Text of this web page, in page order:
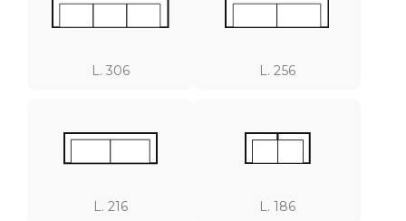
L. 306 L. 256
L. 216 L. 186